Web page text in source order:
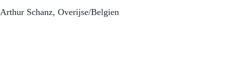
Arthur Schanz, Overijse/Belgien